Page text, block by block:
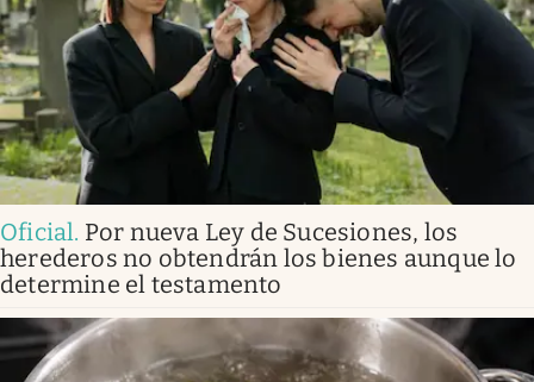
Oficial. Por nueva Ley de Sucesiones, los
herederos no obtendrán los bienes aunque lo
determine el testamento